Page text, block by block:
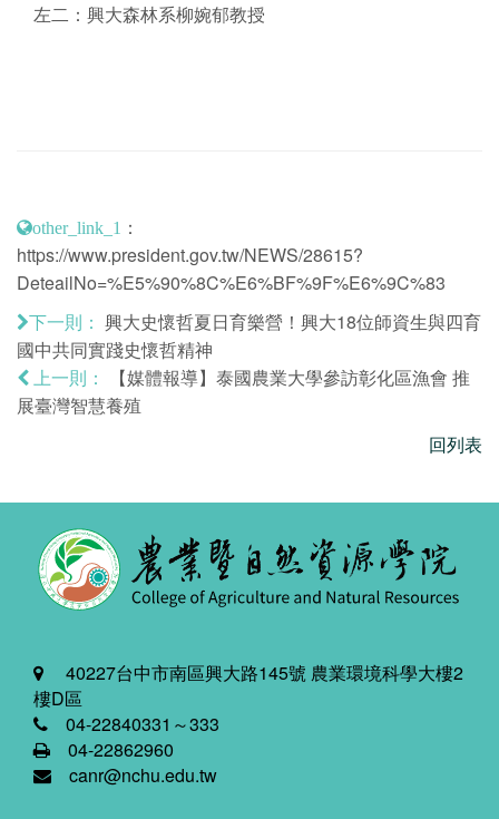
左二：興大森林系柳婉郁教授
other_link_1
：
https://www.president.gov.tw/NEWS/28615?
DeteailNo=%E5%90%8C%E6%BF%9F%E6%9C%83
下一則：
興大史懷哲夏日育樂營！興大18位師資生與四育
國中共同實踐史懷哲精神
上一則：
【媒體報導】泰國農業大學參訪彰化區漁會 推
展臺灣智慧養殖
回列表
40227台中市南區興大路145號 農業環境科學大樓2
樓D區
04-22840331～333
04-22862960
canr@nchu.edu.tw